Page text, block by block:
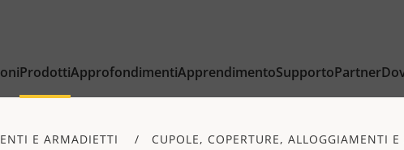
ProdottiApprofondimentiApprendimentoSupportoPartner
E ARMADIETTI
CUPOLE, COPERTURE, ALLOGGIAMENTI